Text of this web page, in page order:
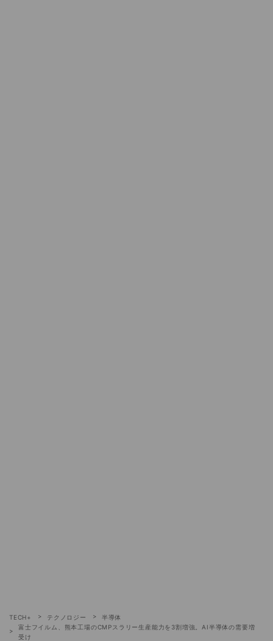
TECH+ テクノロジー
半導体
富士フイルム、熊本工場のCMPスラリー生産能力を3割増強。AI半導体の需要増
受け